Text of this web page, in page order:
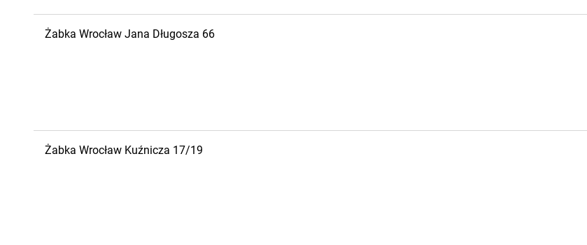
Żabka Wrocław Jana Długosza 66
Żabka Wrocław Kuźnicza 17/19